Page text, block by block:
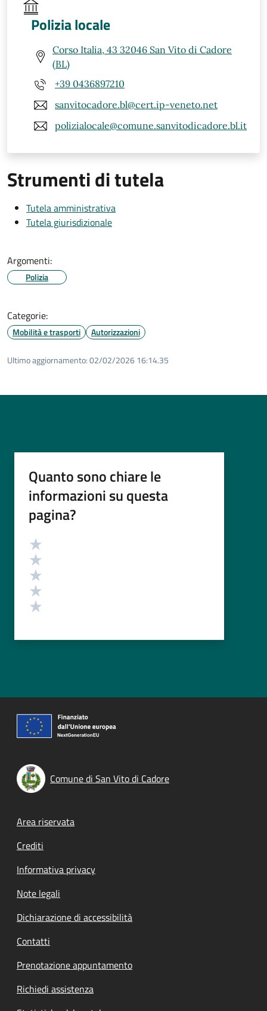
Polizia locale
Corso Italia, 43 32046 San Vito di Cadore
(BL)
+39 0436897210
sanvitocadore.bl@cert.ip-veneto.net
polizialocale@comune.sanvitodicadore.bl.it
Strumenti di tutela
Tutela amministrativa
Tutela giurisdizionale
Argomenti:
Polizia
Categorie:
Mobilità e trasporti Autorizzazioni
Ultimo aggiornamento:02/02/2026 16:14.35
Quanto sono chiare le
informazioni su questa
pagina?
Valutazione
Comune di San Vito di Cadore
Footer menu
Area riservata
Crediti
Informativa privacy
Note legali
Dichiarazione di accessibilità
Contatti
Prenotazione appuntamento
Richiedi assistenza